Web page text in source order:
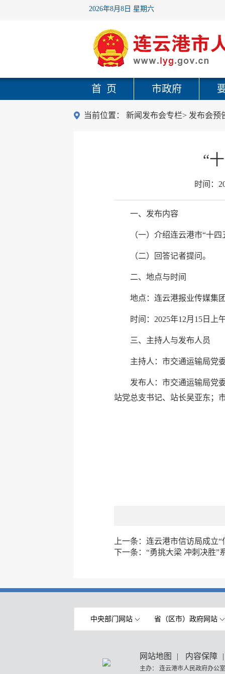
2026年8月8日 星期六
首 页 市政府
当前位置： 新闻发布会专栏> 发布会预
“
时间：
一、发布内容
（一）介绍连云港市“十
（二）回答记者提问。
二、地点与时间
地点：连云港报业传媒集
时间：2025年12月15日上
三、主持人与发布人员
主持人：市交通运输局党
发布人：市交通运输局党
站党总支书记、站长吴亚东；
上一条： 连云港市信访局成立
下一条： “勇挑大梁 冲刺决胜”
中央部门网站 省（区市）政府网站
网站地图 | 内容保障 |
主办： 连云港市人民政府办